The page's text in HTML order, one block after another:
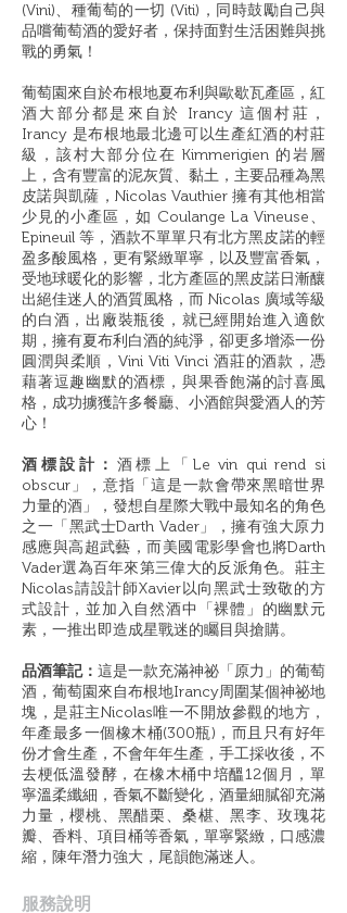
(Vini)、種葡萄的一切 (Viti)，同時鼓勵自⼰與
品嚐葡萄酒的愛好者，保持面對生活困難與挑
戰的勇氣！
葡萄園來自於布根地夏布利與歐歇瓦產區，紅
酒大部分都是來自於 Irancy 這個村莊，
Irancy 是布根地最北邊可以生產紅酒的村莊
級，該村大部分位在 Kimmerigien 的岩層
上，含有豐富的泥灰質、黏土，主要品種為黑
皮諾與凱薩，Nicolas Vauthier 擁有其他相當
少見的小產區，如 Coulange La Vineuse、
Epineuil 等，酒款不單單只有北方黑皮諾的輕
盈多酸風格，更有緊緻單寧，以及豐富香氣，
受地球暖化的影響，北方產區的黑皮諾日漸釀
出絕佳迷人的酒質風格，而 Nicolas 廣域等級
的白酒，出廠裝瓶後，就已經開始進入適飲
期，擁有夏布利白酒的純淨，卻更多增添一份
圓潤與柔順，Vini Viti Vinci 酒莊的酒款，憑
藉著逗趣幽默的酒標，與果香飽滿的討喜風
格，成功擄獲許多餐廳、小酒館與愛酒人的芳
心！
酒標設計： 酒標上「Le vin qui rend si
obscur」，意指「這是一款會帶來黑暗世界
力量的酒」，發想自星際大戰中最知名的角色
之一「黑武士Darth Vader」，擁有強大原力
感應與高超武藝，而美國電影學會也將Darth
Vader選為百年來第三偉大的反派角色。莊主
Nicolas請設計師Xavier以向黑武士致敬的方
式設計，並加入自然酒中「裸體」的幽默元
素，一推出即造成星戰迷的矚目與搶購。
品酒筆記： 這是一款充滿神祕「原力」的葡萄
酒，葡萄園來自布根地Irancy周圍某個神祕地
塊，是莊主Nicolas唯一不開放參觀的地方，
年產最多一個橡木桶(300瓶)，而且只有好年
份才會生產，不會年年生產，手工採收後，不
去梗低溫發酵，在橡木桶中培醞12個月，單
寧溫柔纖細，香氣不斷變化，酒量細膩卻充滿
力量，櫻桃、黑醋栗、桑椹、黑李、玫瑰花
瓣、香料、項目桶等香氣，單寧緊緻，口感濃
縮，陳年潛力強大，尾韻飽滿迷人。
​服務說明